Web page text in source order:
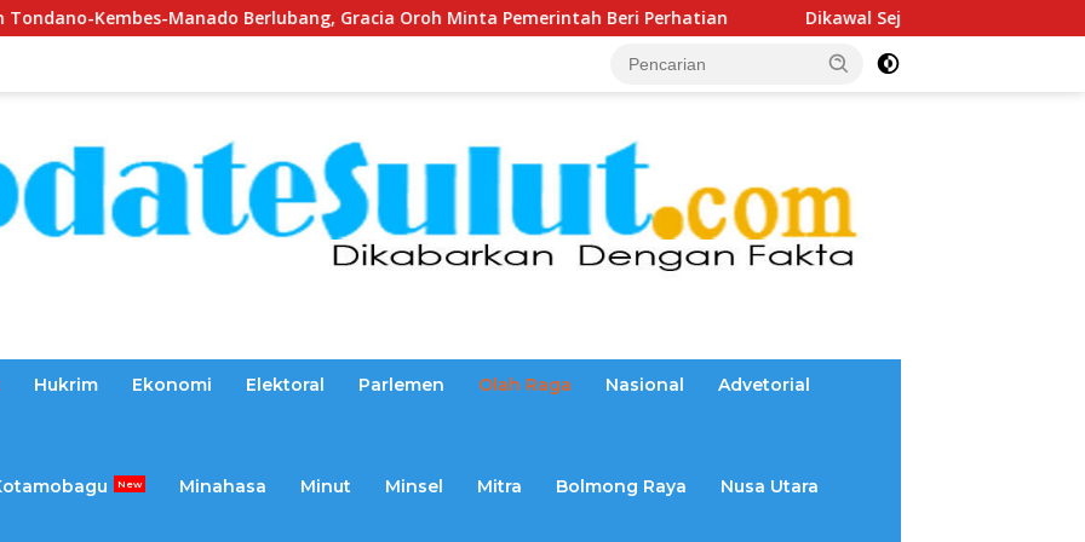
Manado Berlubang, Gracia Oroh Minta Pemerintah Beri Perhatian Dikawal Sejak 2025, Reamly Kandoli Sukses
Hukrim Ekonomi Elektoral Parlemen Olah Raga Nasional Advetorial
Minahasa Minut Minsel Mitra Bolmong Raya Nusa Utara